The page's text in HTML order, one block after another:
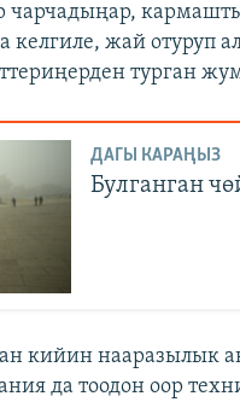
чарчадыңар,
келгиле, жай отуруп
турган
ДАГЫ КАРАҢЫЗ
Булганган
кийин нааразылык
да тоодон оор